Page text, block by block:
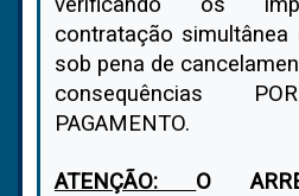
contratação simultânea
sob pena de
consequências
PAGAMENTO.
ATENÇÃO: O